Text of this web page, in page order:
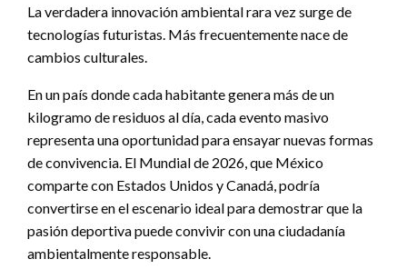
La verdadera innovación ambiental rara vez surge de
tecnologías futuristas. Más frecuentemente nace de
cambios culturales.
En un país donde cada habitante genera más de un
kilogramo de residuos al día, cada evento masivo
representa una oportunidad para ensayar nuevas formas
de convivencia. El Mundial de 2026, que México
comparte con Estados Unidos y Canadá, podría
convertirse en el escenario ideal para demostrar que la
pasión deportiva puede convivir con una ciudadanía
ambientalmente responsable.